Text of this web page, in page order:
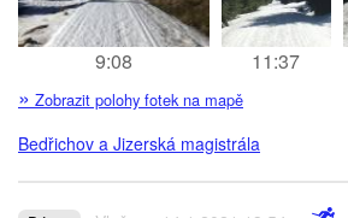
9:08 11:37
» Zobrazit polohy fotek na mapě
Bedřichov a Jizerská magistrála